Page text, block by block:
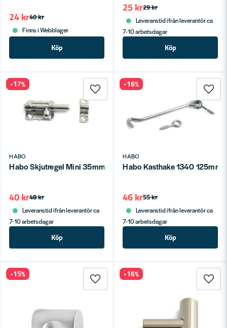
40 kr
24 kr
Finns i Webblager
Köp
29 kr
25 kr
Leveranstid ifrån leverantör ca
7-10 arbetsdagar
Köp
HABO
Habo Skjutregel Mini 35mm Elzink SB
48 kr
40 kr
Leveranstid ifrån leverantör ca
7-10 arbetsdagar
Köp
-17%
HABO
Habo Kasthake 1340 125mm
55 kr
46 kr
Leveranstid ifrån leverantör ca
7-10 arbetsdagar
Köp
-16%
-15% -16%